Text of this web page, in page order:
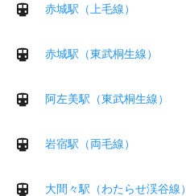
赤城駅（上毛線）
赤城駅（東武桐生線）
阿左美駅（東武桐生線）
岩宿駅（両毛線）
大間々駅（わたらせ渓谷線）